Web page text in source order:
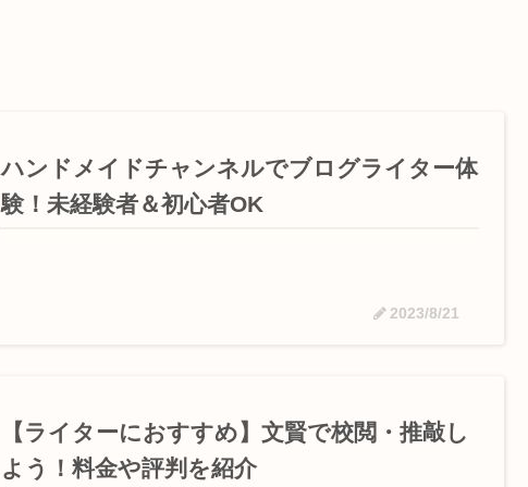
ハンドメイドチャンネルでブログライター体
験！未経験者＆初心者OK
2023/8/21
【ライターにおすすめ】文賢で校閲・推敲し
よう！料金や評判を紹介